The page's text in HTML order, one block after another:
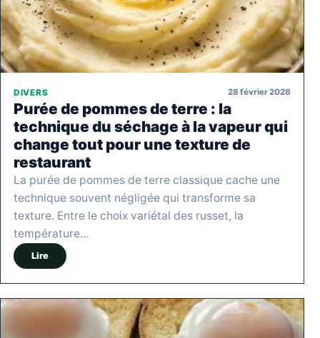
DIVERS 28 février 2026
Purée de pommes de terre : la
technique du séchage à la vapeur qui
change tout pour une texture de
restaurant
La purée de pommes de terre classique cache une
technique souvent négligée qui transforme sa
texture. Entre le choix variétal des russet, la
température…
Lire